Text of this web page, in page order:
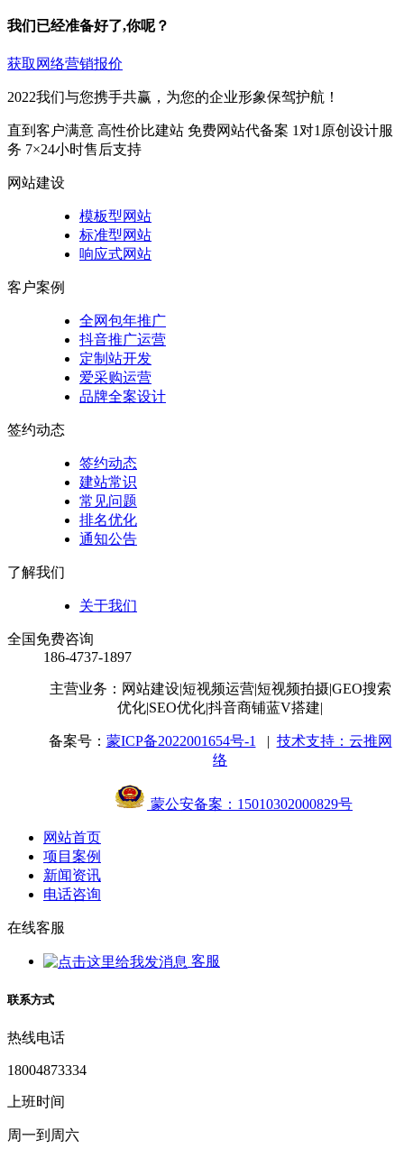
我们已经准备好了,你呢？
获取网络营销报价
2022我们与您携手共赢，为您的企业形象保驾护航！
直到客户满意 高性价比建站 免费网站代备案 1对1原创设计服
务 7×24小时售后支持
网站建设
模板型网站
标准型网站
响应式网站
客户案例
全网包年推广
抖音推广运营
定制站开发
爱采购运营
品牌全案设计
签约动态
签约动态
建站常识
常见问题
排名优化
通知公告
了解我们
关于我们
全国免费咨询
186-4737-1897
主营业务：网站建设|短视频运营 |短视频拍摄|GEO搜索
优化 |SEO优化|抖音商铺蓝V搭建
备案号： 蒙ICP备2022001654号-1
技术支持：云推网
络
蒙公安备案：15010302000829号
网站首页
项目案例
新闻资讯
电话咨询
在线客服
客服
联系方式
热线电话
18004873334
上班时间
周一到周六